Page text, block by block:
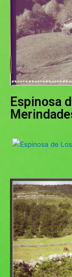
Espinosa